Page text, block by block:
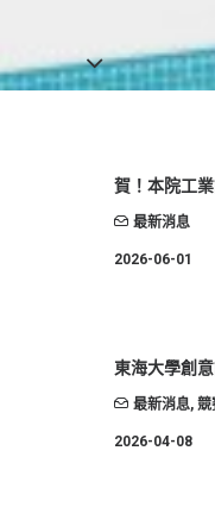
賀！本院工
最新消息
2026-06-01
東海大學創
最新消息, 競
2026-04-08